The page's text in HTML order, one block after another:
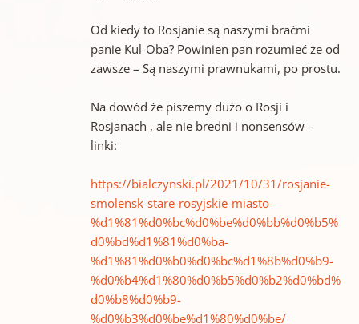
Od kiedy to Rosjanie są naszymi braćmi
panie Kul-Oba? Powinien pan rozumieć że od
zawsze – Są naszymi prawnukami, po prostu.
Na dowód że piszemy dużo o Rosji i
Rosjanach , ale nie bredni i nonsensów –
linki:
https://bialczynski.pl/2021/10/31/rosjanie-
smolensk-stare-rosyjskie-miasto-
%d1%81%d0%bc%d0%be%d0%bb%d0%b5%
d0%bd%d1%81%d0%ba-
%d1%81%d0%b0%d0%bc%d1%8b%d0%b9-
%d0%b4%d1%80%d0%b5%d0%b2%d0%bd%
d0%b8%d0%b9-
%d0%b3%d0%be%d1%80%d0%be/